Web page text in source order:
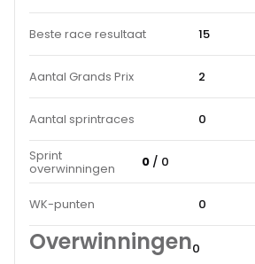
Beste race resultaat 15
Aantal Grands Prix 2
Aantal sprintraces 0
Sprint
overwinningen 0 / 0
WK-punten 0
Overwinningen0